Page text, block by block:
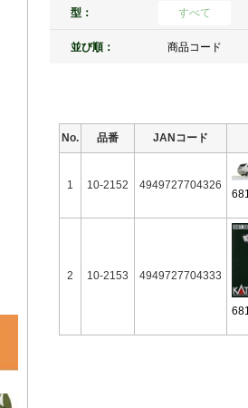
型： すべて
並び順： 商品コード
No. 品番 JANコード
1 10-2152 4949727704326
2 10-2153 4949727704333